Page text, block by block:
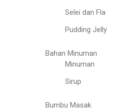
Selei dan Fla
Pudding Jelly
Bahan Minuman
Minuman
Sirup
Bumbu Masak